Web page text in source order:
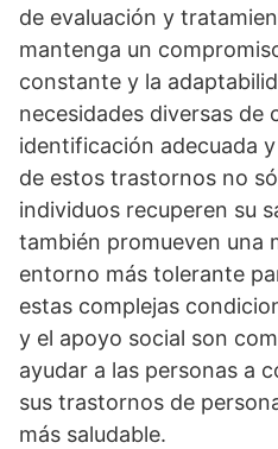
de evaluación y
mantenga un
constante y la
necesidades diversas de
identificación adecuada
de estos trastornos no
individuos recuperen su
también promueven una
entorno más tolerante
estas complejas
y el apoyo social son
ayudar a las personas a
sus trastornos de
más saludable.